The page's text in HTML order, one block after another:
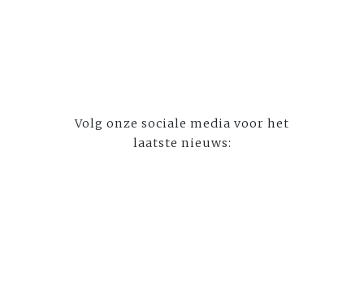
Volg onze sociale media voor het
laatste nieuws: